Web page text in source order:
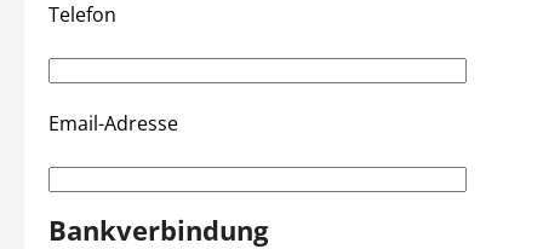
Telefon
Email-Adresse
Bankverbindung